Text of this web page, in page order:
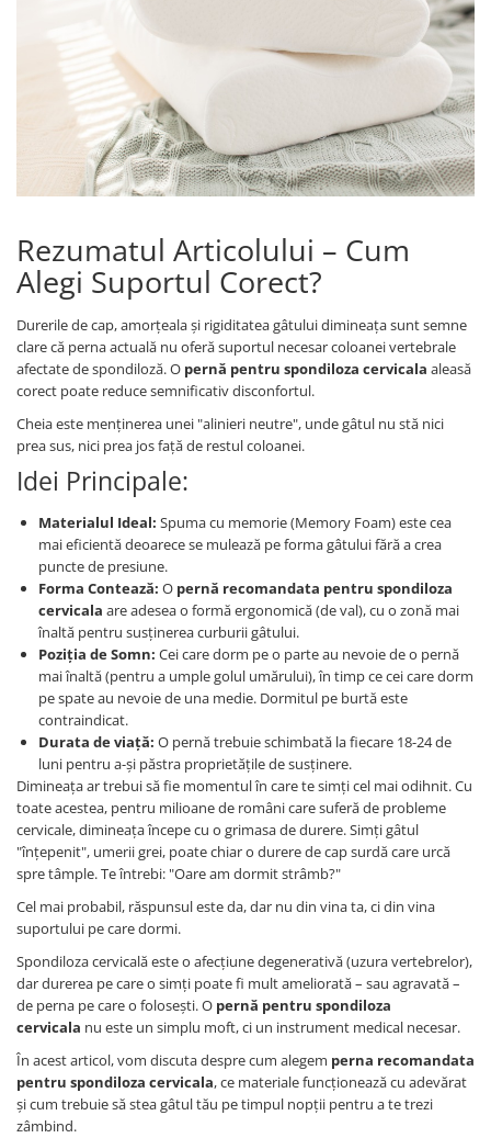
Cearceaf normal
Lenjerii De Pat Creponate
Lenjerii De Pat Bumbac Poplin 2
Persoane
Lenjerii De Pat Bumbac Poplin,
Matlasate, 2 Persoane
Persoane
Lenjerii De Pat Volanase
Lenjerii De Pat, Finet Premium 3D,
2 Persoane
Lenjerii De Pat Jacquard
Lenjerii De Pat Catifea
Lenjerii De Pat Cocolino
Artificiala De Iepure, 6 Piese, 2
Set Lenjerie Pat Blanita Iepure, 6
Piese, Cu Pilota Inclusa
Lenjerii De Pat Premium Collection
Set Lenjerie De Pat, 7 Piese, Cu
Pilota / Cuvertura Inclusa
Set Lenjerie De Pat Jacquard Regal,
11 Piese, Cuvertura Inclusa
Lenjerii Damasc Egiptean King Size
Lenjerii De Pat, Finet Premium, 1
Persoana
Lenjerii De Pat Damasc 1 Persoana
Lenjerii De Pat, Imprimeu 3D, 1
Persoana
Rezumatul Articolului – Cum
Alegi Suportul Corect?
Durerile de cap, amorțeala și rigiditatea gâtului dimineața sunt semne
clare că perna actuală nu oferă suportul necesar coloanei vertebrale
afectate de spondiloză. O pernă pentru spondiloza cervicala aleasă
corect poate reduce semnificativ disconfortul.
Cheia este menținerea unei "alinieri neutre", unde gâtul nu stă nici
prea sus, nici prea jos față de restul coloanei.
Idei Principale:
Materialul Ideal: Spuma cu memorie (Memory Foam) este cea
mai eficientă deoarece se mulează pe forma gâtului fără a crea
puncte de presiune.
Forma Contează: O pernă recomandata pentru spondiloza
cervicala are adesea o formă ergonomică (de val), cu o zonă mai
înaltă pentru susținerea curburii gâtului.
Poziția de Somn: Cei care dorm pe o parte au nevoie de o pernă
mai înaltă (pentru a umple golul umărului), în timp ce cei care dorm
pe spate au nevoie de una medie. Dormitul pe burtă este
contraindicat.
Durata de viață: O pernă trebuie schimbată la fiecare 18-24 de
luni pentru a-și păstra proprietățile de susținere.
Dimineața ar trebui să fie momentul în care te simți cel mai odihnit. Cu
toate acestea, pentru milioane de români care suferă de probleme
cervicale, dimineața începe cu o grimasa de durere. Simți gâtul
"înțepenit", umerii grei, poate chiar o durere de cap surdă care urcă
spre tâmple. Te întrebi: "Oare am dormit strâmb?"
Cel mai probabil, răspunsul este da, dar nu din vina ta, ci din vina
suportului pe care dormi.
Spondiloza cervicală este o afecțiune degenerativă (uzura vertebrelor),
dar durerea pe care o simți poate fi mult ameliorată – sau agravată –
de perna pe care o folosești. O pernă pentru spondiloza
cervicala nu este un simplu moft, ci un instrument medical necesar.
În acest articol, vom discuta despre cum alegem perna recomandata
pentru spondiloza cervicala, ce materiale funcționează cu adevărat
și cum trebuie să stea gâtul tău pe timpul nopții pentru a te trezi
zâmbind.